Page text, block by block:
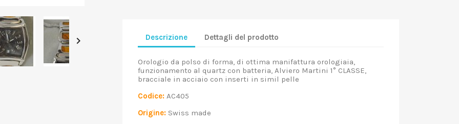
 Descrizione Dettagli del prodotto
Orologio da polso di forma, di ottima manifattura orologiaia,
funzionamento al quartz con batteria, Alviero Martini 1° CLASSE,
bracciale in acciaio con inserti in simil pelle
Codice: AC405
Origine: Swiss made